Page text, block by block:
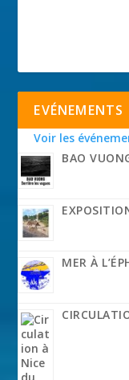
EVÉNEMENTS
Voir les
BAO
MER À